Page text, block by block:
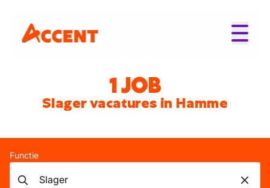
1 JOB
Slager vacatures in Hamme
Functie